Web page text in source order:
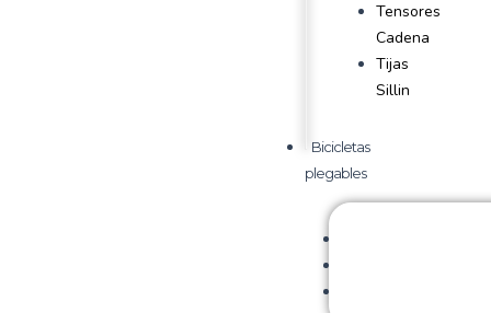
Tensores
Cadena
Tijas
Sillin
Bicicletas
plegables